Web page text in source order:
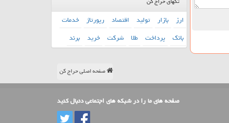
ارز بازار تولید اقتصاد رپورتاژ خدمات
بانك پرداخت طلا شركت خرید برند
صفحه اصلی حراج کن
صفحه های ما را در شبکه های اجتماعی دنبال کنید